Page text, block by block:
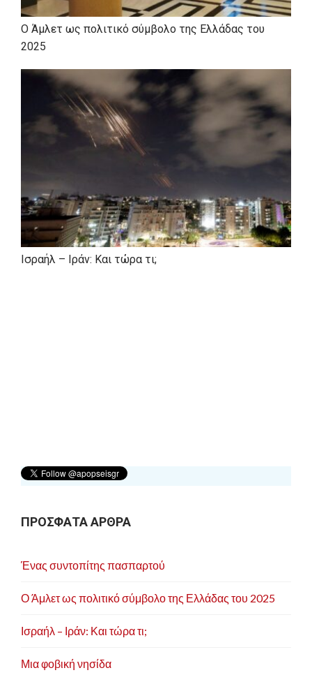
με τον ίδιο στο Σύνταγμα, Βουλής 14
Ο Άμλετ ως πολιτικό σύμβολο της Ελλάδας του
2025
Ισραήλ – Ιράν: Και τώρα τι;
ΠΡΟΣΦΑΤΑ ΑΡΘΡΑ
Ένας συντοπίτης πασπαρτού
Ο Άμλετ ως πολιτικό σύμβολο της Ελλάδας του 2025
Ισραήλ – Ιράν: Και τώρα τι;
Μια φοβική νησίδα